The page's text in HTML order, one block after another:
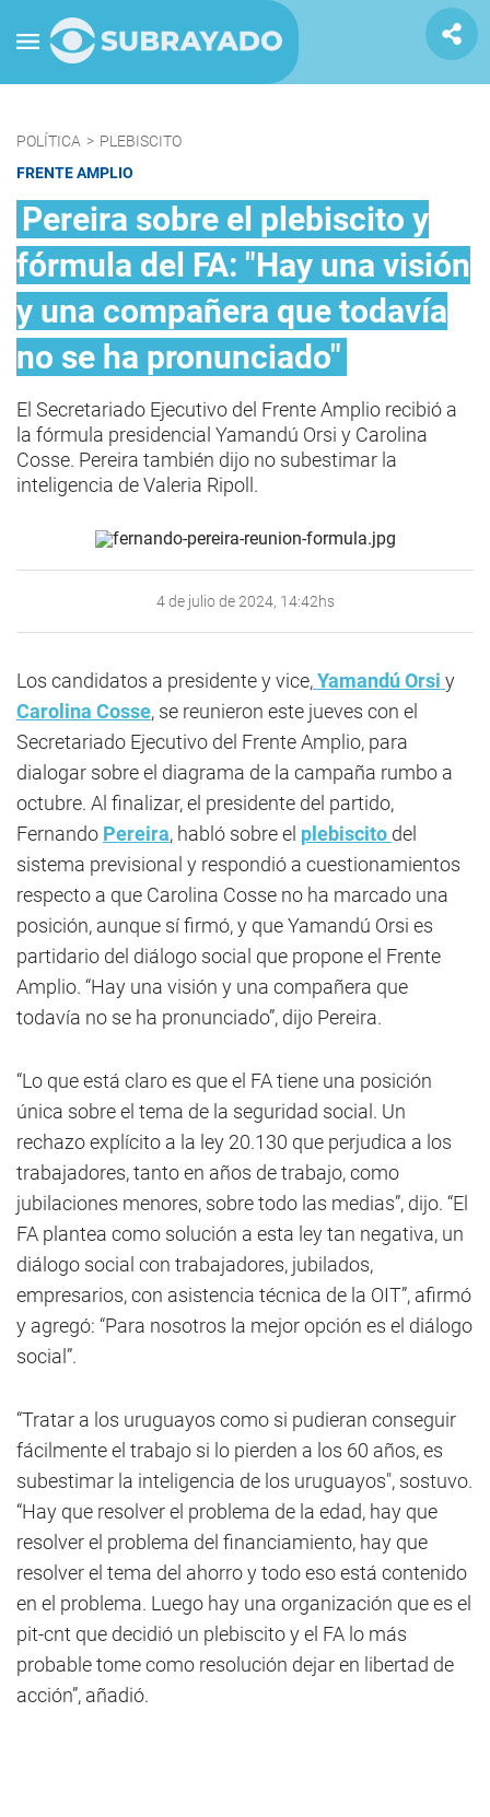
POLÍTICA > PLEBISCITO
FRENTE AMPLIO
Pereira sobre el plebiscito y
fórmula del FA: "Hay una visión
y una compañera que todavía
no se ha pronunciado"
El Secretariado Ejecutivo del Frente Amplio recibió a
la fórmula presidencial Yamandú Orsi y Carolina
Cosse. Pereira también dijo no subestimar la
inteligencia de Valeria Ripoll.
4 de julio de 2024, 14:42hs
Los candidatos a presidente y vice,Yamandú Orsi y
Carolina Cosse, se reunieron este jueves con el
Secretariado Ejecutivo del Frente Amplio, para
dialogar sobre el diagrama de la campaña rumbo a
octubre. Al finalizar, el presidente del partido,
Fernando Pereira, habló sobre el plebiscito del
sistema previsional y respondió a cuestionamientos
respecto a que Carolina Cosse no ha marcado una
posición, aunque sí firmó, y que Yamandú Orsi es
partidario del diálogo social que propone el Frente
Amplio. “Hay una visión y una compañera que
todavía no se ha pronunciado”, dijo Pereira.
“Lo que está claro es que el FA tiene una posición
única sobre el tema de la seguridad social. Un
rechazo explícito a la ley 20.130 que perjudica a los
trabajadores, tanto en años de trabajo, como
jubilaciones menores, sobre todo las medias”, dijo. “El
FA plantea como solución a esta ley tan negativa, un
diálogo social con trabajadores, jubilados,
empresarios, con asistencia técnica de la OIT”, afirmó
y agregó: “Para nosotros la mejor opción es el diálogo
social”.
“Tratar a los uruguayos como si pudieran conseguir
fácilmente el trabajo si lo pierden a los 60 años, es
subestimar la inteligencia de los uruguayos", sostuvo.
“Hay que resolver el problema de la edad, hay que
resolver el problema del financiamiento, hay que
resolver el tema del ahorro y todo eso está contenido
en el problema. Luego hay una organización que es el
pit-cnt que decidió un plebiscito y el FA lo más
probable tome como resolución dejar en libertad de
acción”, añadió.